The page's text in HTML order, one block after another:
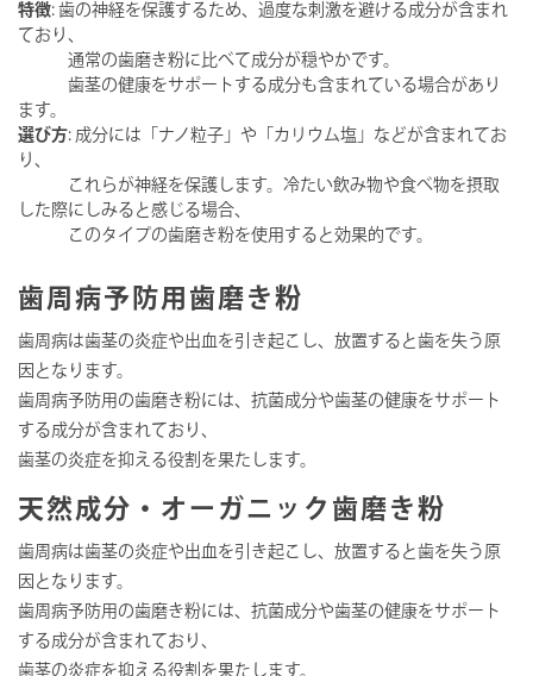
特徴: 歯の神経を保護するため、過度な刺激を避ける成分が含まれ
ており、
通常の歯磨き粉に比べて成分が穏やかです。
歯茎の健康をサポートする成分も含まれている場合があり
ます。
選び方: 成分には「ナノ粒子」や「カリウム塩」などが含まれてお
り、
これらが神経を保護します。冷たい飲み物や食べ物を摂取
した際にしみると感じる場合、
このタイプの歯磨き粉を使用すると効果的です。
歯周病予防用歯磨き粉
歯周病は歯茎の炎症や出血を引き起こし、放置すると歯を失う原
因となります。
歯周病予防用の歯磨き粉には、抗菌成分や歯茎の健康をサポート
する成分が含まれており、
歯茎の炎症を抑える役割を果たします。
天然成分・オーガニック歯磨き粉
歯周病は歯茎の炎症や出血を引き起こし、放置すると歯を失う原
因となります。
歯周病予防用の歯磨き粉には、抗菌成分や歯茎の健康をサポート
する成分が含まれており、
歯茎の炎症を抑える役割を果たします。